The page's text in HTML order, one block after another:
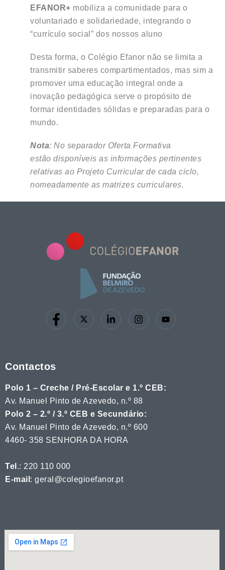
EFANOR+ mobiliza a comunidade para o
voluntariado e solidariedade, integrando o
“currículo social” dos nossos aluno
Desta forma, o Colégio Efanor não se limita a
transmitir saberes compartimentados, mas sim a
promover uma educação integral onde a
inovação pedagógica serve o propósito de
formar identidades sólidas e preparadas para o
mundo.
Nota: No separador Oferta Formativa
estão disponíveis as informações pertinentes
relativas ao Projeto Curricular de cada ciclo,
nomeadamente as matrizes curriculares.
Contactos
Polo 1 – Creche / Pré-Escolar e 1.º CEB:
Av. Manuel Pinto de Azevedo, n.º 88
Polo 2 – 2.º / 3.º CEB e Secundário:
Av. Manuel Pinto de Azevedo, n.º 600
4460- 358 SENHORA DA HORA
Tel .: 220 110 000
E-mail : geral@colegioefanor.pt